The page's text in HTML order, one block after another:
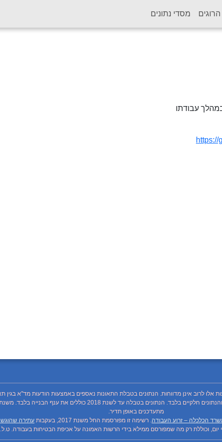
הרוגים מסדי נתונים
https://
אלו לרוב אינן מדווחות. הנתונים בטבלת התאונות נאספים באמצעות הודעות מד"א
מתעדכנים באופן תדיר.
הכלכלה – זרוע העבודה. רשימה זו מפורסמת החל משנת 2017, בעקבות עתירה
וכוללת רק מה שמפורסם ממילא בידי הרשות האמונה על אכיפת הבטיחות בעבודה.